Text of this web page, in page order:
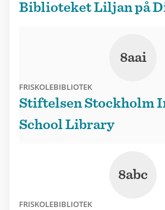
Biblioteket Liljan på
8aai
FRISKOLEBIBLIOTEK
Stiftelsen Stockholm
School Library
8abc
FRISKOLEBIBLIOTEK